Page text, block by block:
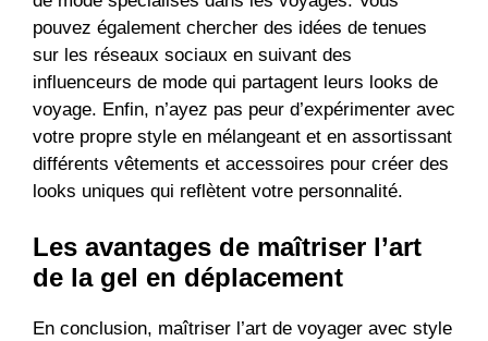
pouvez également chercher des idées de tenues
sur les réseaux sociaux en suivant des
influenceurs de mode qui partagent leurs looks de
voyage. Enfin, n’ayez pas peur d’expérimenter avec
votre propre style en mélangeant et en assortissant
différents vêtements et accessoires pour créer des
looks uniques qui reflètent votre personnalité.
Les avantages de maîtriser l’art
de la gel en déplacement
En conclusion, maîtriser l’art de voyager avec style